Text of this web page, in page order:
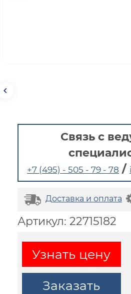
Связь с
+7 (495) - 505 - 79 - 78 /
Доставка и оплата
Артикул: 22715182
Узнать цену
Заказать